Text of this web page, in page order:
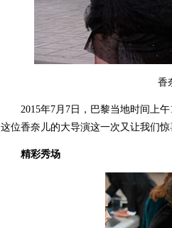
香
2015年7月7日，巴黎当地时间上午
这位香奈儿的大导演这一次又让我们
精彩秀场